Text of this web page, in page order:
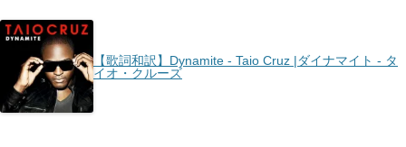
【歌詞和訳】Dynamite - Taio Cruz |ダイナマイト - タ
イオ・クルーズ